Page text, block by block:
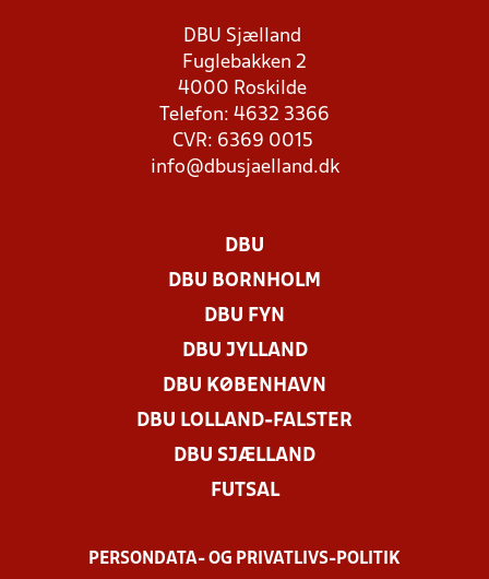
DBU Sjælland
Fuglebakken 2
4000 Roskilde
Telefon: 4632 3366
CVR: 6369 0015
info@dbusjaelland.dk
DBU
DBU BORNHOLM
DBU FYN
DBU JYLLAND
DBU KØBENHAVN
DBU LOLLAND-FALSTER
DBU SJÆLLAND
FUTSAL
PERSONDATA- OG PRIVATLIVS-POLITIK